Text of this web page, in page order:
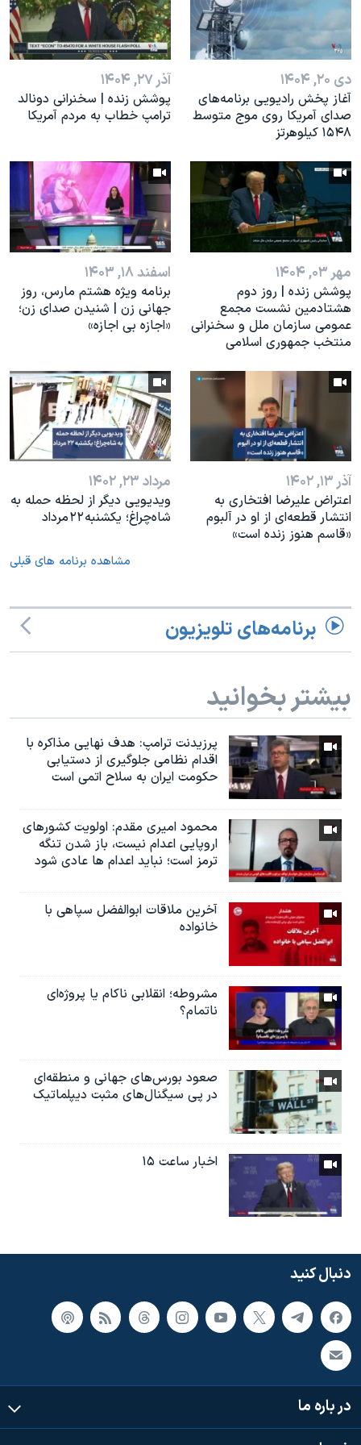
نرگس محمدی برنده جایزه نوبل صلح
همایش محافظه‌کاران آمریکا «سی‌پک»
صفحه‌های ویژه
سفر پرزیدنت ترامپ به چین
دی ۲۰, ۱۴۰۴
آغاز پخش رادیویی برنامه‌های
صدای آمریکا روی موج متوسط
۱۵۴۸ کیلوهرتز
آذر ۲۷, ۱۴۰۴
پوشش زنده | سخنرانی دونالد
ترامپ خطاب به مردم آمریکا
مهر ۰۳, ۱۴۰۴
پوشش زنده | روز دوم
هشتادمین نشست مجمع
عمومی سازمان ملل و سخنرانی
منتخب جمهوری اسلامی
اسفند ۱۸, ۱۴۰۳
برنامه ویژه هشتم مارس، روز
جهانی زن | شنیدن صدای زن؛
«اجازه بی اجازه»
آذر ۱۳, ۱۴۰۲
اعتراض علیرضا افتخاری به
انتشار قطعه‌ای از او در آلبوم
«قاسم هنوز زنده است»
مرداد ۲۳, ۱۴۰۲
ویدیویی دیگر از لحظه حمله به
شاه‌چراغ؛ یکشنبه ۲۲ مرداد
مشاهده برنامه های قبلی
برنامه‌های تلویزیون
بیشتر بخوانید
پرزیدنت ترامپ: هدف نهایی مذاکره با
اقدام نظامی جلوگیری از دستیابی
حکومت ایران به سلاح اتمی است
محمود امیری مقدم: اولویت کشورهای
اروپایی اعدام نیست، باز شدن تنگه
ترمز است؛ نباید اعدام ها عادی شود
آخرین ملاقات ابوالفضل سپاهی با
خانواده
مشروطه؛ انقلابى ناكام یا پروژه‌ای
نا‌تمام؟
صعود بورس‌های جهانی و منطقه‌ای
در پی سیگنال‌های مثبت دیپلماتیک
اخبار ساعت ۱۵
دنبال کنید
در باره ما